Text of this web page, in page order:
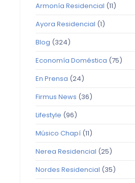
Armonía Residencial (11)
Ayora Residencial (1)
Blog (324)
Economía Doméstica (75)
En Prensa (24)
Firmus News (36)
Lifestyle (96)
Músico Chapí (11)
Nerea Residencial (25)
Nordes Residencial (35)